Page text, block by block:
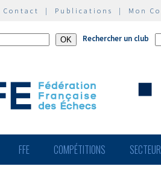
Contact | Publications | Mon
Rechercher un club
FFE COMPÉTITIONS